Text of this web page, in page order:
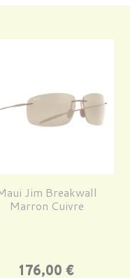
Jim Breakwall
Marron Cuivre
Prix
176,00 €